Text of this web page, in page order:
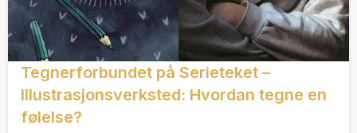
Tegnerforbundet på Serieteket –
Illustrasjonsverksted: Hvordan tegne en
følelse?